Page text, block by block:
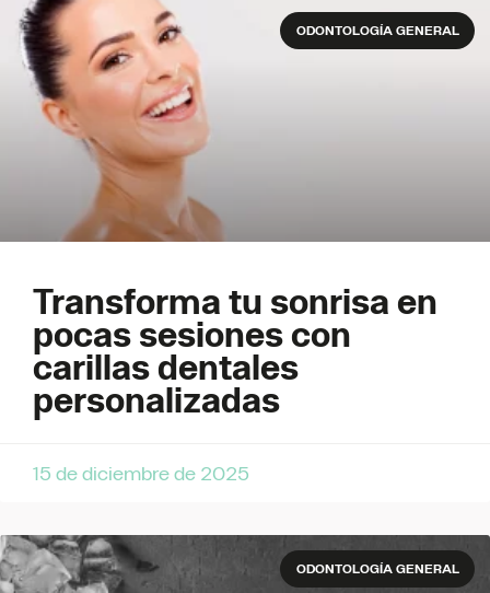
ODONTOLOGÍA GENERAL
Transforma tu sonrisa en
pocas sesiones con
carillas dentales
personalizadas
15 de diciembre de 2025
ODONTOLOGÍA GENERAL